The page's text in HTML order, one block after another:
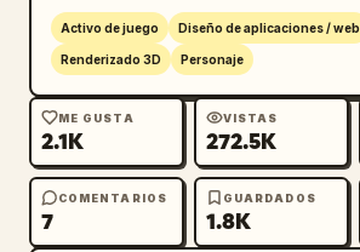
Activo de juego Diseño de aplicaciones / web
Renderizado 3D Personaje
ME GUSTA
2.1K
VISTAS
272.5K
COMENTARIOS
7
GUARDADOS
1.8K